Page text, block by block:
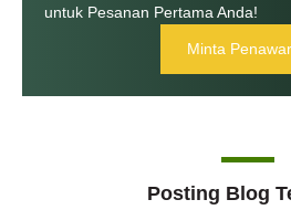
untuk Pesanan Pertama Anda!
Minta
Posting Blog